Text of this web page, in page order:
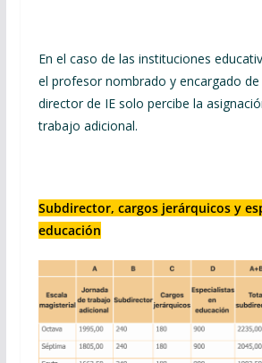
En el caso de las instituciones
el profesor nombrado y encargado
director de IE solo percibe la
trabajo adicional.
Subdirector, cargos jerárquicos y
educación